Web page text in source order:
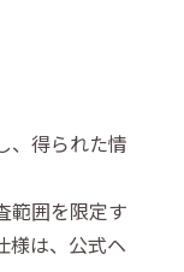
、得られた情
範囲を限定す
様は、公式ヘ